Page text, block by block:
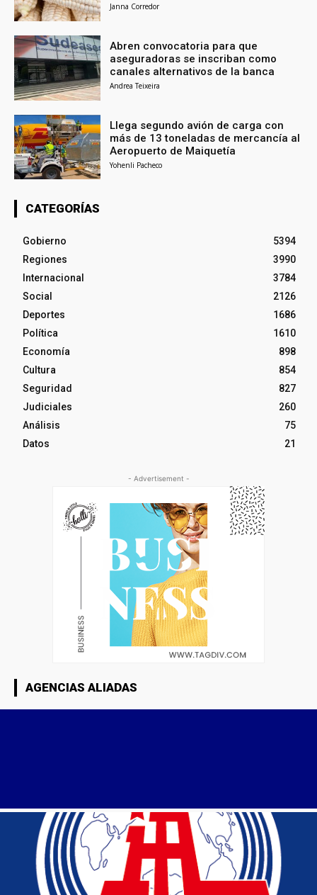
Janna Corredor
Abren convocatoria para que
aseguradoras se inscriban como
canales alternativos de la banca
Andrea Teixeira
Llega segundo avión de carga con
más de 13 toneladas de mercancía al
Aeropuerto de Maiquetía
Yohenli Pacheco
CATEGORÍAS
Gobierno
5394
Regiones
3990
Internacional
3784
Social
2126
Deportes
1686
Política
1610
Economía
898
Cultura
854
Seguridad
827
Judiciales
260
Análisis
75
Datos
21
- Advertisement -
AGENCIAS ALIADAS